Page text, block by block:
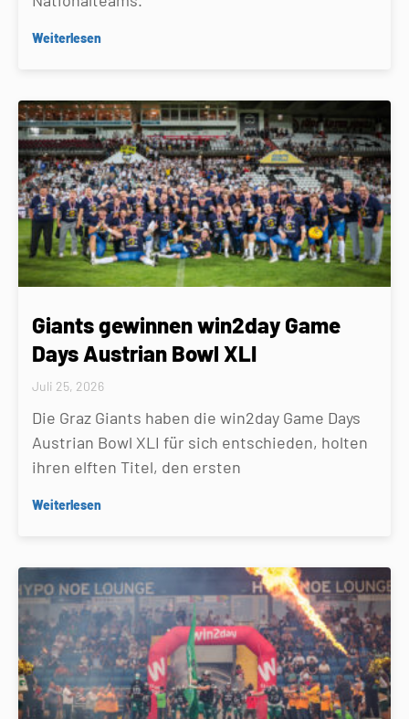
Weiterlesen
Giants gewinnen win2day Game
Days Austrian Bowl XLI
Juli 25, 2026
Die Graz Giants haben die win2day Game Days
Austrian Bowl XLI für sich entschieden, holten
ihren elften Titel, den ersten
Weiterlesen